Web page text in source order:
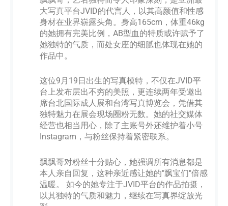
大写真平台JVID的代言人，以其高颜值和性感
身材在业界崭露头角。身高165cm，体重46kg
的她拥有完美比例，AB型血的特质或许赋予了
她独特的气质，而处女座的细腻也体现在她的
作品中。
这位9月19日出生的写真模特，不仅在JVID平
台上发布层出不穷的美照，更连续两年受邀出
席台北国际成人展和台湾写真博览会，凭借其
独特魅力在展会现场圈粉无数。她的社交媒体
经营也相当用心，除了主账号外还维护着小号
Instagram，与粉丝保持着紧密联系。
飘飘哥对粉丝十分贴心，她强调所有消息都是
本人亲自回复，这种亲近感让她的"飘宝们"倍感
温暖。 如今的她专注于JVID平台的作品拍摄，
以其独特的气质和魅力，继续在写真界绽放光